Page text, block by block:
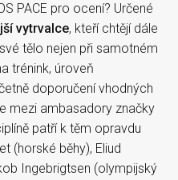
PACE pro ocení? Určené
vytrvalce, kteří chtějí dále
tělo nejen při samotném
trénink, úroveň
doporučení vhodných
mezi ambasadory značky
patří k těm opravdu
(horské běhy), Eliud
Ingebrigtsen (olympijský